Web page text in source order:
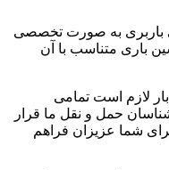
باربری به صورت تخصصی
باری متناسب با آن
لازم است تمامی
حمل و نقل ما قرار
برای شما عزیزان فراهم